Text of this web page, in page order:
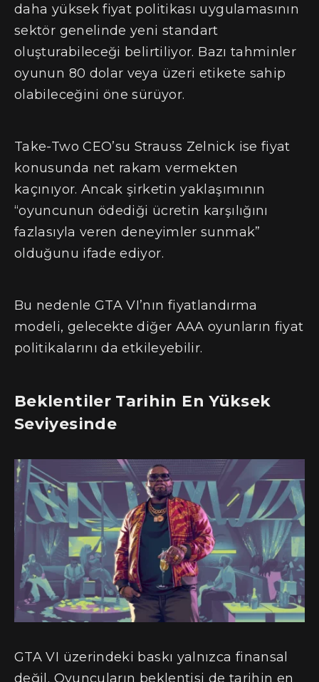
daha yüksek fiyat politikası uygulamasının
sektör genelinde yeni standart
oluşturabileceği belirtiliyor. Bazı tahminler
oyunun 80 dolar veya üzeri etikete sahip
olabileceğini öne sürüyor.
Take-Two CEO’su Strauss Zelnick ise fiyat
konusunda net rakam vermekten
kaçınıyor. Ancak şirketin yaklaşımının
“oyuncunun ödediği ücretin karşılığını
fazlasıyla veren deneyimler sunmak”
olduğunu ifade ediyor.
Bu nedenle GTA VI’nın fiyatlandırma
modeli, gelecekte diğer AAA oyunların fiyat
politikalarını da etkileyebilir.
Beklentiler Tarihin En Yüksek
Seviyesinde
GTA VI üzerindeki baskı yalnızca finansal
değil. Oyuncuların beklentisi de tarihin en